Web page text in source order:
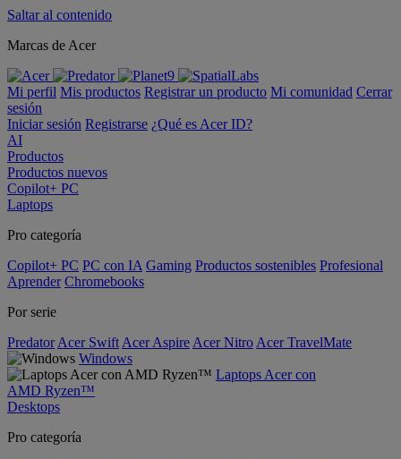
Saltar al contenido
Marcas de Acer
Mi perfil Mis productos Registrar un producto Mi comunidad Cerrar
sesión
Iniciar sesión Registrarse ¿Qué es Acer ID?
AI
Productos
Productos nuevos
Copilot+ PC
Laptops
Pro categoría
Copilot+ PC PC con IA Gaming Productos sostenibles Profesional
Aprender Chromebooks
Por serie
Predator Acer Swift Acer Aspire Acer Nitro Acer TravelMate
Windows
Laptops Acer con
AMD Ryzen™
Desktops
Pro categoría